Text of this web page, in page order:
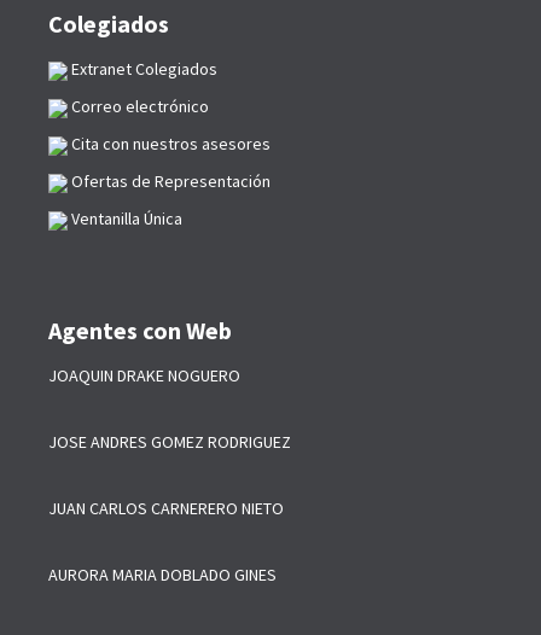
Colegiados
Extranet Colegiados
Correo electrónico
Cita con nuestros asesores
Ofertas de Representación
Ventanilla Única
Agentes con Web
JOAQUIN DRAKE NOGUERO
JOSE ANDRES GOMEZ RODRIGUEZ
JUAN CARLOS CARNERERO NIETO
AURORA MARIA DOBLADO GINES